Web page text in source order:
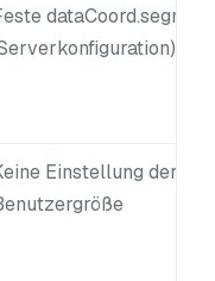
Einstellung der